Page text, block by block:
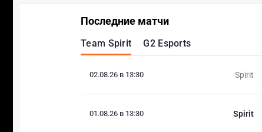
Последние матчи
Team Spirit G2 Esports
02.08.26 в 13:30 Spirit
01.08.26 в 13:30 Spirit